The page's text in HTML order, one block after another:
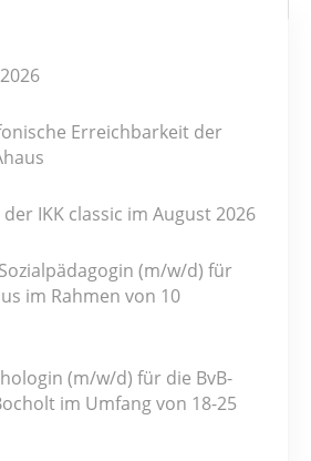
Erreichbarkeit der
IKK classic im August 2026
(m/w/d) für
im Rahmen von 10
(m/w/d) für die BvB-
im Umfang von 18-25